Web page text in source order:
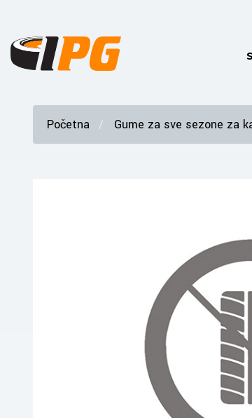
Početna Gume za sve sezone za